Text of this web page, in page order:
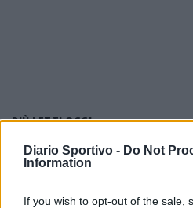
Diario Sportivo - Do Not
Information
If you wish to opt-out of the sale,
PIÙ LETTI OGGI
9 Ago 2026